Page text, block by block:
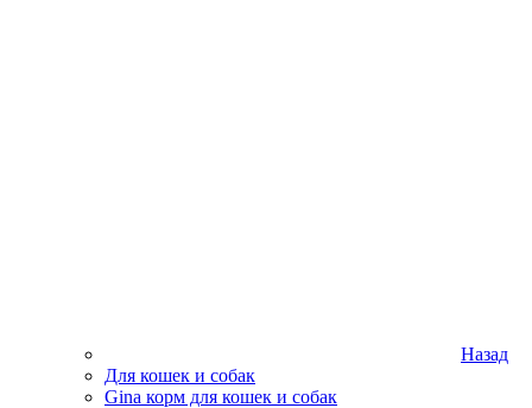
Назад
Для кошек и собак
Gina корм для кошек и собак